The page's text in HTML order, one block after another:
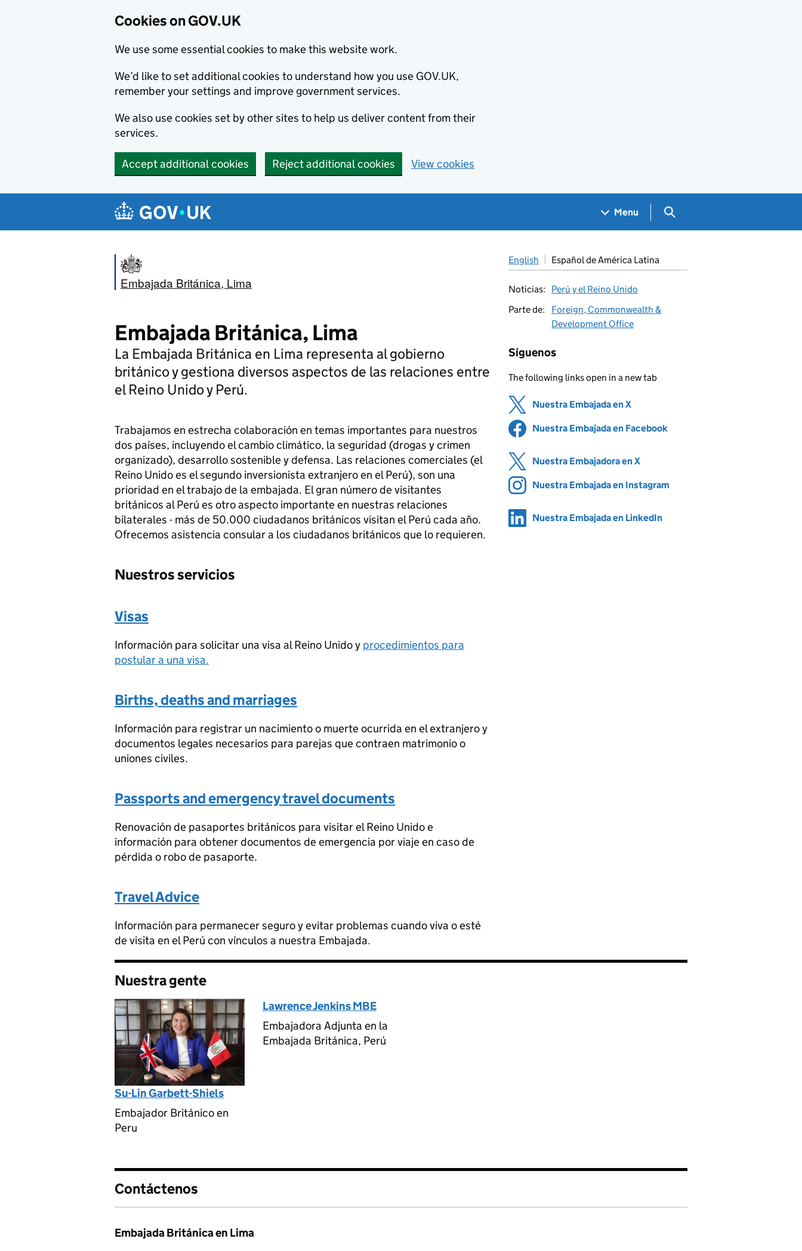
Cookies on GOV.UK
We use some essential cookies to make this website work.
We’d like to set additional cookies to understand how you use GOV.UK,
remember your settings and improve government services.
We also use cookies set by other sites to help us deliver content from their
services.
Accept additional cookies Reject additional cookies View cookies
Navigation menu
Menu Search GOV.UK
Embajada Británica, Lima
Embajada Británica, Lima
English Español de América Latina
Noticias:
Perú y el Reino Unido
Parte de:
Foreign, Commonwealth &
Development Office
La Embajada Británica en Lima representa al gobierno
británico y gestiona diversos aspectos de las relaciones entre
el Reino Unido y Perú.
Trabajamos en estrecha colaboración en temas importantes para nuestros
dos países, incluyendo el cambio climático, la seguridad (drogas y crimen
organizado), desarrollo sostenible y defensa. Las relaciones comerciales (el
Reino Unido es el segundo inversionista extranjero en el Perú), son una
prioridad en el trabajo de la embajada. El gran número de visitantes
británicos al Perú es otro aspecto importante en nuestras relaciones
bilaterales - más de 50.000 ciudadanos británicos visitan el Perú cada año.
Ofrecemos asistencia consular a los ciudadanos británicos que lo requieren.
Nuestros servicios
Visas
Información para solicitar una visa al Reino Unido y procedimientos para
postular a una visa.
Births, deaths and marriages
Información para registrar un nacimiento o muerte ocurrida en el extranjero y
documentos legales necesarios para parejas que contraen matrimonio o
uniones civiles.
Passports and emergency travel documents
Renovación de pasaportes británicos para visitar el Reino Unido e
información para obtener documentos de emergencia por viaje en caso de
pérdida o robo de pasaporte.
Travel Advice
Información para permanecer seguro y evitar problemas cuando viva o esté
de visita en el Perú con vínculos a nuestra Embajada.
Síguenos
The following links open in a new tab
Share on
Nuestra Embajada en X
Share on
Nuestra Embajada en Facebook
Share on
Nuestra Embajadora en X
Share on
Nuestra Embajada en Instagram
Share on
Nuestra Embajada en LinkedIn
Nuestra gente
Su-Lin Garbett-Shiels
Embajador Británico en
Peru
Lawrence Jenkins MBE
Embajadora Adjunta en la
Embajada Británica, Perú
Contáctenos
Embajada Británica en Lima